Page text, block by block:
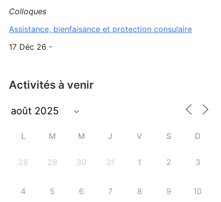
Colloques
Assistance, bienfaisance et protection consulaire
17 Déc 26 -
Activités à venir
L M M J V S D
28 29 30 31 1 2 3
4 5 6 7 8 9 10